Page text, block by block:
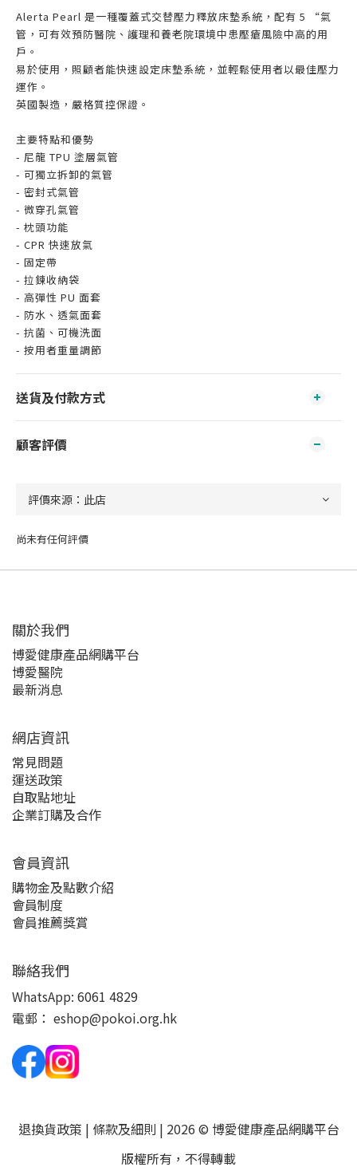
Alerta Pearl 是一種覆蓋式交替壓力釋放床墊系統，配有 5 “氣
管，可有效預防醫院、護理和養老院環境中患壓瘡風險中高的用
戶。
易於使用，照顧者能快速設定床墊系統，並輕鬆使用者以最佳壓力
運作。
英國製造，嚴格質控保證。
主要特點和優勢
- 尼龍 TPU 塗層氣管
- 可獨立拆卸的氣管
- 密封式氣管
- 微穿孔氣管
- 枕頭功能
- CPR 快速放氣
- 固定帶
- 拉鍊收納袋
- 高彈性 PU 面套
- 防水、透氣面套
- 抗菌、可機洗面
- 按用者重量調節
送貨及付款方式
顧客評價
尚未有任何評價
關於我們‎
博愛健康產品網購平台
博愛醫院
最新消息
網店資訊
常見問題
運送政策
自取點地址
企業訂購及合作
會員資訊
購物金及點數介紹
會員制度
會員推薦獎賞
聯絡我們
WhatsApp: 6061 4829
電郵： eshop@pokoi.org.hk
退換貨政策 | 條款及細則 | 2026 © 博愛健康產品網購平台
版權所有，不得轉載